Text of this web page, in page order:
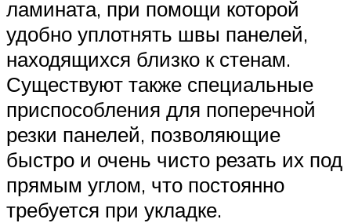
ламината, при помощи которой
удобно уплотнять швы панелей,
находящихся близко к стенам.
Существуют также специальные
приспособления для поперечной
резки панелей, позволяющие
быстро и очень чисто резать их под
прямым углом, что постоянно
требуется при укладке.